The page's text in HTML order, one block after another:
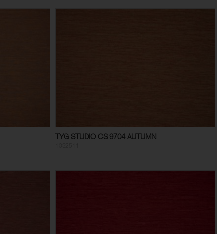
TYG STUDIO CS 9704 AUTUMN